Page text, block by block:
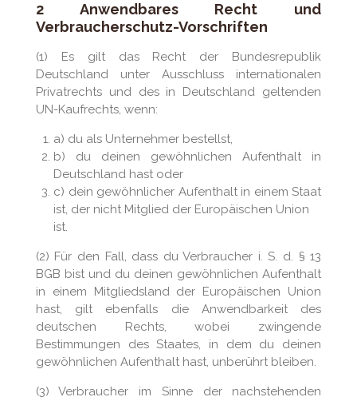
2 Anwendbares Recht und
Verbraucherschutz-Vorschriften
(1) Es gilt das Recht der Bundesrepublik
Deutschland unter Ausschluss internationalen
Privatrechts und des in Deutschland geltenden
UN-Kaufrechts, wenn:
a) du als Unternehmer bestellst,
b) du deinen gewöhnlichen Aufenthalt in
Deutschland hast oder
c) dein gewöhnlicher Aufenthalt in einem Staat
ist, der nicht Mitglied der Europäischen Union
ist.
(2) Für den Fall, dass du Verbraucher i. S. d. § 13
BGB bist und du deinen gewöhnlichen Aufenthalt
in einem Mitgliedsland der Europäischen Union
hast, gilt ebenfalls die Anwendbarkeit des
deutschen Rechts, wobei zwingende
Bestimmungen des Staates, in dem du deinen
gewöhnlichen Aufenthalt hast, unberührt bleiben.
(3) Verbraucher im Sinne der nachstehenden